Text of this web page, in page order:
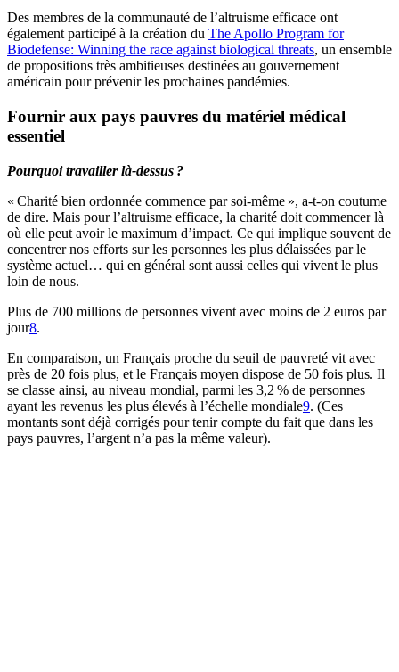
Des membres de la communauté de l’altruisme efficace ont
également participé à la création du The Apollo Program for
Biodefense: Winning the race against biological threats, un ensemble
de propositions très ambitieuses destinées au gouvernement
américain pour prévenir les prochaines pandémies.
Fournir aux pays pauvres du matériel médical
essentiel
Pourquoi travailler là-dessus ?
« Charité bien ordonnée commence par soi-même », a-t-on coutume
de dire. Mais pour l’altruisme efficace, la charité doit commencer là
où elle peut avoir le maximum d’impact. Ce qui implique souvent de
concentrer nos efforts sur les personnes les plus délaissées par le
système actuel… qui en général sont aussi celles qui vivent le plus
loin de nous.
Plus de 700 millions de personnes vivent avec moins de 2 euros par
jour⁠8.
En comparaison, un Français proche du seuil de pauvreté vit avec
près de 20 fois plus, et le Français moyen dispose de 50 fois plus. Il
se classe ainsi, au niveau mondial, parmi les 3,2 % de personnes
ayant les revenus les plus élevés à l’échelle mondiale⁠9. (Ces
montants sont déjà corrigés pour tenir compte du fait que dans les
pays pauvres, l’argent n’a pas la même valeur).